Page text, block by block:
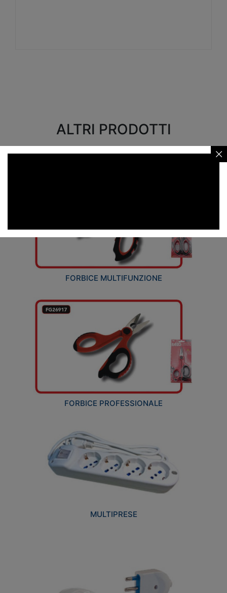
ALTRI PRODOTTI
FORBICE MULTIFUNZIONE
FORBICE PROFESSIONALE
MULTIPRESE